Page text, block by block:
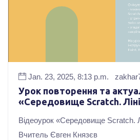
Jan. 23, 2025, 8:13 p.m.
Урок повторення та
«Середовище Scratch.
Відеоурок «Середовище Scratch.
Вчитель Євген Князєв